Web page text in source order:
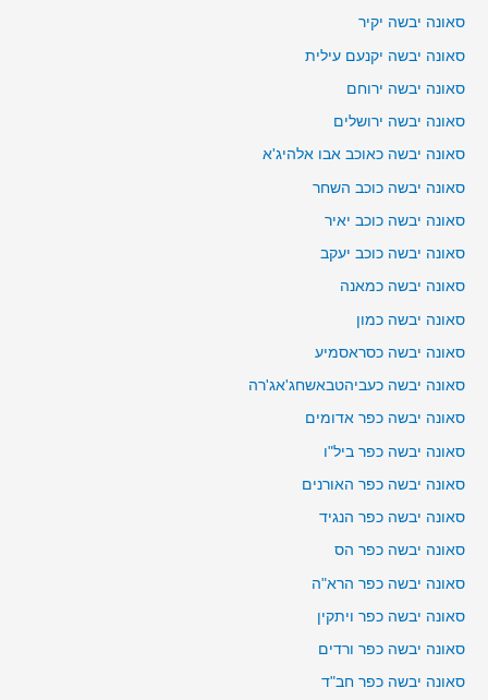
סאונה יבשה יקיר
סאונה יבשה יקנעם עילית
סאונה יבשה ירוחם
סאונה יבשה ירושלים
סאונה יבשה כאוכב אבו אלהיג'א
סאונה יבשה כוכב השחר
סאונה יבשה כוכב יאיר
סאונה יבשה כוכב יעקב
סאונה יבשה כמאנה
סאונה יבשה כמון
סאונה יבשה כסראסמיע
סאונה יבשה כעביהטבאשחג'אג'רה
סאונה יבשה כפר אדומים
סאונה יבשה כפר ביל"ו
סאונה יבשה כפר האורנים
סאונה יבשה כפר הנגיד
סאונה יבשה כפר הס
סאונה יבשה כפר הרא"ה
סאונה יבשה כפר ויתקין
סאונה יבשה כפר ורדים
סאונה יבשה כפר חב"ד